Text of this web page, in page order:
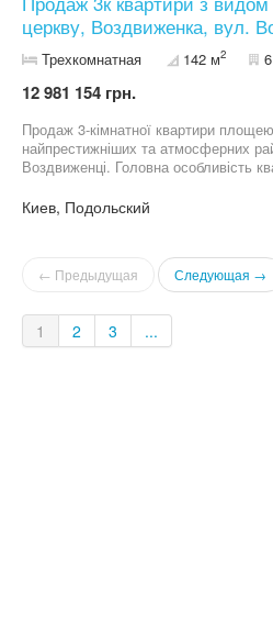
церкву, Воздвиженка, вул.
Трехкомнатная 142 м2
12 981 154 грн.
Продаж 3-кімнатної квартири
найпрестижніших та атмосферних
Воздвиженці. Головна особливість
символів столиці. Щодня із вікон
київська панорама, яку неможливо
мансардного рівня, що забезпечує
та відчуття простору. вул.
кімнати; 6 поверх (мансарда);
Киев, Подольский
← Предыдущая Следующая →
1 2 3 ...